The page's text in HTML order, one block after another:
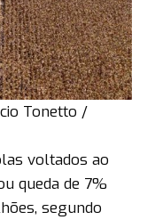
Tonetto /
voltados ao
queda de 7%
segundo